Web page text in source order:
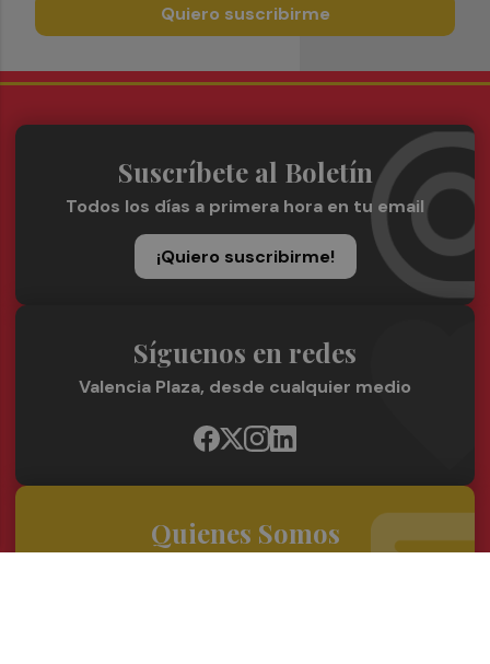
Quiero suscribirme
Suscríbete al Boletín
Todos los días a primera hora en tu email
¡Quiero suscribirme!
Síguenos en redes
Valencia Plaza, desde cualquier medio
Quienes Somos